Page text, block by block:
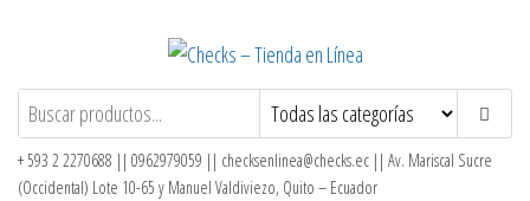
contenido
Checks – Tienda en Línea
+ 593 2 2270688 || 0962979059 || checksenlinea@checks.ec || Av. Mariscal Sucre
(Occidental) Lote 10-65 y Manuel Valdiviezo, Quito – Ecuador